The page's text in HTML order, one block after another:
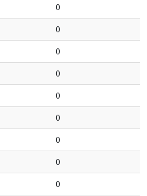
0
0
0
0
0
0
0
0
0